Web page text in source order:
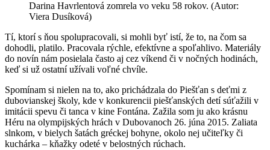
Darina Havrlentová zomrela vo veku 58 rokov. (Autor:
Viera Dusíková)
Tí, ktorí s ňou spolupracovali, si mohli byť istí, že to, na čom sa
dohodli, platilo. Pracovala rýchle, efektívne a spoľahlivo. Materiály
do novín nám posielala často aj cez víkend či v nočných hodinách,
keď si už ostatní užívali voľné chvíle.
Spomínam si nielen na to, ako prichádzala do Piešťan s deťmi z
dubovianskej školy, kde v konkurencii piešťanských detí súťažili v
imitácii spevu či tanca v kine Fontána. Zažila som ju ako krásnu
Héru na olympijských hrách v Dubovanoch 26. júna 2015. Zaliata
slnkom, v bielych šatách gréckej bohyne, okolo nej učiteľky či
kuchárka – kňažky odeté v belostných rúchach.